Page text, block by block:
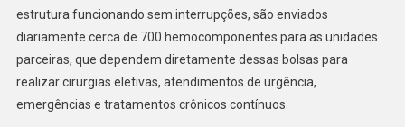
estrutura funcionando sem interrupções, são enviados
diariamente cerca de 700 hemocomponentes para as unidades
parceiras, que dependem diretamente dessas bolsas para
realizar cirurgias eletivas, atendimentos de urgência,
emergências e tratamentos crônicos contínuos.